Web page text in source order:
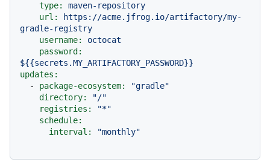
type:
maven-repository
url:
https://acme.jfrog.io/artifactory/my-
gradle-registry
username:
octocat
password:
${{secrets.MY_ARTIFACTORY_PASSWORD}}
updates:
-
package-ecosystem:
"gradle"
directory:
"/"
registries:
"*"
schedule:
interval:
"monthly"